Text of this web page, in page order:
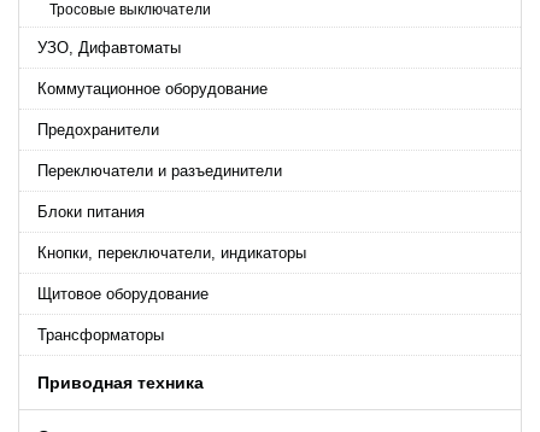
Тросовые выключатели
УЗО, Дифавтоматы
Коммутационное оборудование
Предохранители
Переключатели и разъединители
Блоки питания
Кнопки, переключатели, индикаторы
Щитовое оборудование
Трансформаторы
Приводная техника